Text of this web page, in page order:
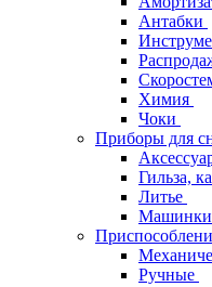
Антабки
Химия
Чоки
Приборы для
Гильза,
Литье
Машинки
Ручные